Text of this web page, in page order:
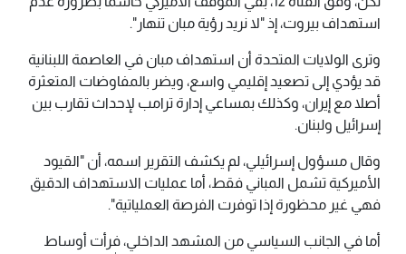
استهداف بيروت، إذ "لا نريد رؤية مبان تنهار".
وترى الولايات المتحدة أن استهداف مبان في العاصمة اللبنانية
قد يؤدي إلى تصعيد إقليمي واسع، ويضر بالمفاوضات المتعثرة
أصلا مع إيران، وكذلك بمساعي إدارة ترامب لإحداث تقارب بين
إسرائيل ولبنان.
وقال مسؤول إسرائيلي، لم يكشف التقرير اسمه، أن "القيود
الأميركية تشمل المباني فقط، أما عمليات الاستهداف الدقيق
فهي غير محظورة إذا توفرت الفرصة العملياتية".
أما في الجانب السياسي من المشهد الداخلي، فرأت أوساط